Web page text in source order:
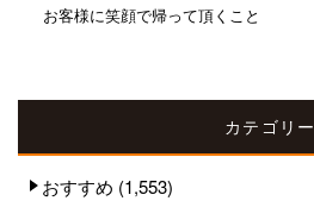
お客様に笑顔で帰って頂くこと
カテゴリー
おすすめ (1,553)